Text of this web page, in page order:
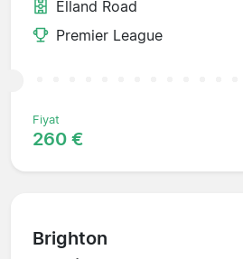
Elland Road
Premier League
Fiyat
260 €
Brighton